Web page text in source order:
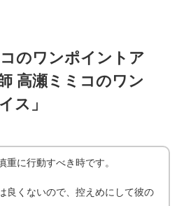
のワンポイントア
高瀬ミミコのワン
ス」
重に行動すべき時です。
良くないので、控えめにして彼の